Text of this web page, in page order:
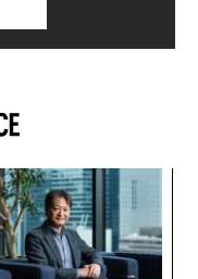
益はアナリスト予想
配信をめぐってYo
る争いについて警
つとなった。
ィズニーは約8%下
ア・テクノロジーズ